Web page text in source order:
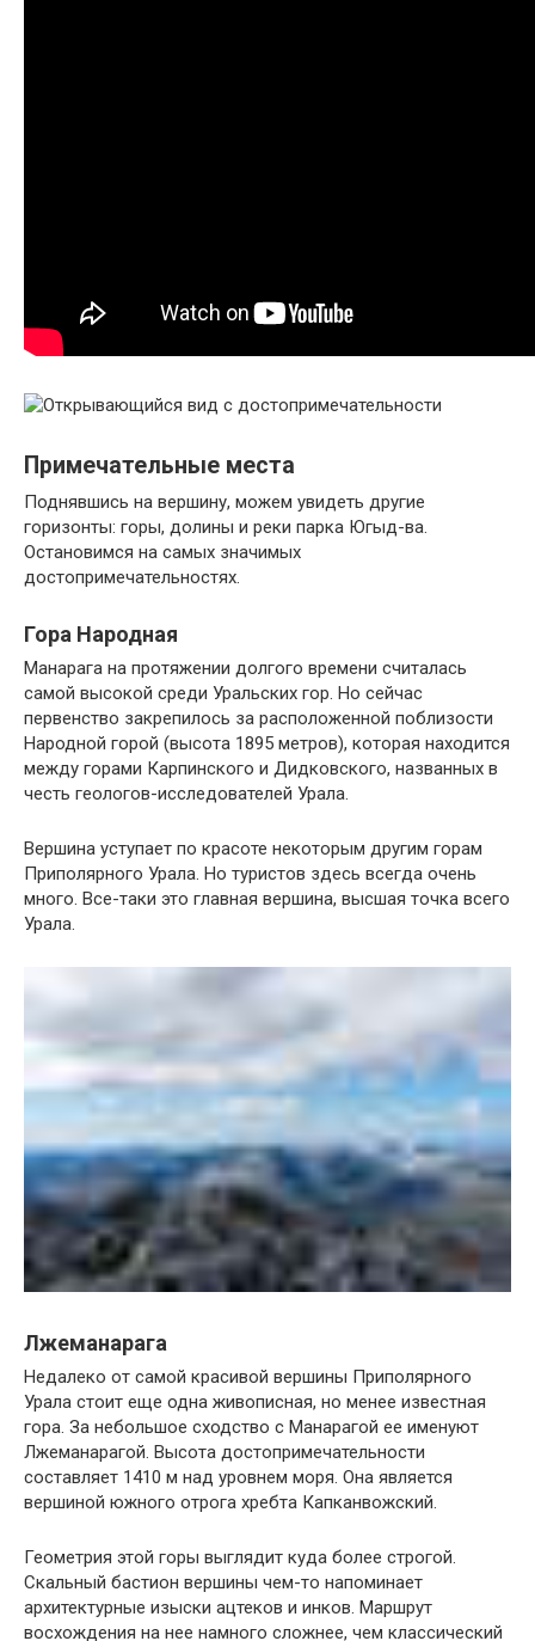
Примечательные места
Поднявшись на вершину, можем увидеть другие
горизонты: горы, долины и реки парка Югыд-ва.
Остановимся на самых значимых
достопримечательностях.
Гора Народная
Манарага на протяжении долгого времени считалась
самой высокой среди Уральских гор. Но сейчас
первенство закрепилось за расположенной поблизости
Народной горой (высота 1895 метров), которая находится
между горами Карпинского и Дидковского, названных в
честь геологов-исследователей Урала.
Вершина уступает по красоте некоторым другим горам
Приполярного Урала. Но туристов здесь всегда очень
много. Все-таки это главная вершина, высшая точка всего
Урала.
Лжеманарага
Недалеко от самой красивой вершины Приполярного
Урала стоит еще одна живописная, но менее известная
гора. За небольшое сходство с Манарагой ее именуют
Лжеманарагой. Высота достопримечательности
составляет 1410 м над уровнем моря. Она является
вершиной южного отрога хребта Капканвожский.
Геометрия этой горы выглядит куда более строгой.
Скальный бастион вершины чем-то напоминает
архитектурные изыски ацтеков и инков. Маршрут
восхождения на нее намного сложнее, чем классический